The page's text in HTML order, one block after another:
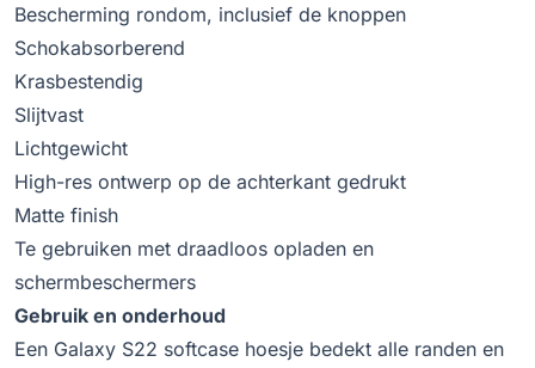
Bescherming rondom, inclusief de knoppen
Schokabsorberend
Krasbestendig
Slijtvast
Lichtgewicht
High-res ontwerp op de achterkant gedrukt
Matte finish
Te gebruiken met draadloos opladen en
schermbeschermers
Gebruik en onderhoud
Een Galaxy S22 softcase hoesje bedekt alle randen en